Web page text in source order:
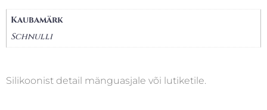
Kaubamärk
Schnulli
Silikoonist detail mänguasjale või lutiketile.